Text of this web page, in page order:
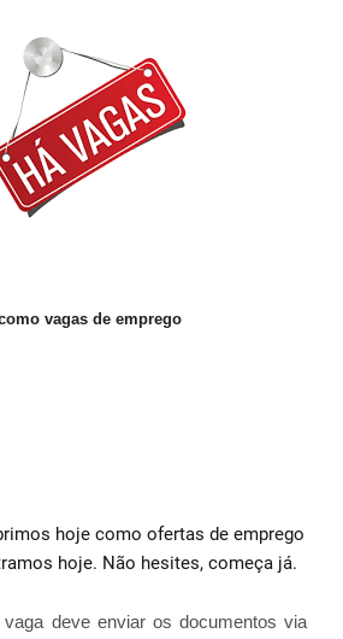
vagas de emprego
hoje como ofertas de emprego
hoje. Não hesites, começa já.
deve enviar os documentos via